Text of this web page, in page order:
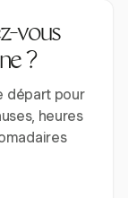
vous
?
départ pour
heures